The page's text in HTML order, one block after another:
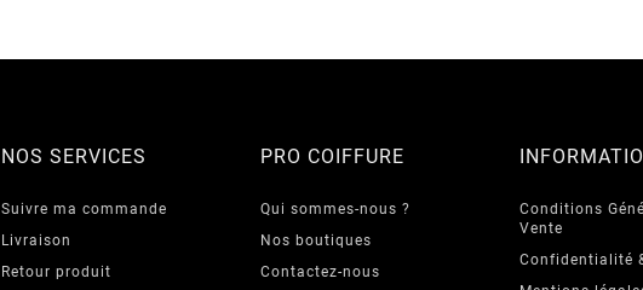
NOS SERVICES
Suivre ma commande
Livraison
Retour produit
PRO COIFFURE
Qui sommes-nous ?
Nos boutiques
Contactez-nous
Conditions
Vente
Confidentialité